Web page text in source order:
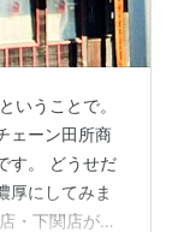
いうことで。
ェーン田所商
す。 どうせだ
厚にしてみま
・下関店があ